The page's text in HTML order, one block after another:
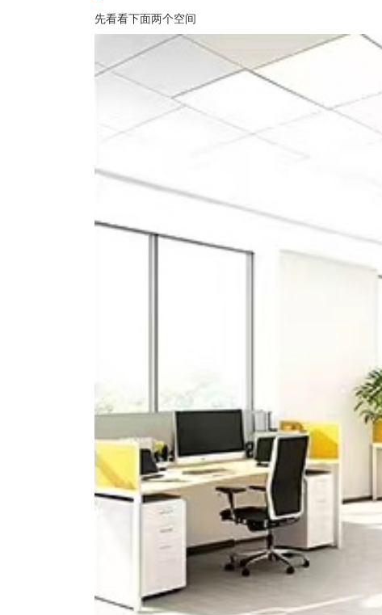
先看看下面两个空间